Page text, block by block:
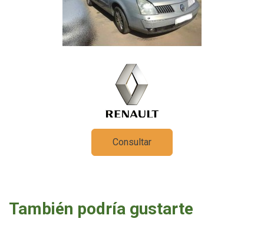
Consultar
También podría gustarte